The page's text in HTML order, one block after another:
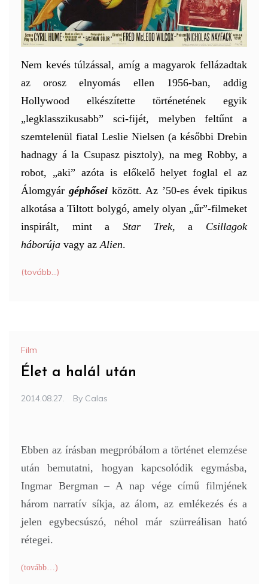
Nem kevés túlzással, amíg a magyarok fellázadtak
az orosz elnyomás ellen 1956-ban, addig
Hollywood elkészítette történetének egyik
„legklasszikusabb” sci-fijét, melyben feltűnt a
szemtelenül fiatal Leslie Nielsen (a későbbi Drebin
hadnagy á la Csupasz pisztoly), na meg Robby, a
robot, „aki” azóta is előkelő helyet foglal el az
Álomgyár géphősei között. Az ’50-es évek tipikus
alkotása a Tiltott bolygó, amely olyan „űr”-filmeket
inspirált, mint a Star Trek, a Csillagok
háborúja vagy az Alien.
(tovább…)
Film
Élet a halál után
2014.08.27. By Calas
Ebben az írásban megpróbálom a történet elemzése
után bemutatni, hogyan kapcsolódik egymásba,
Ingmar Bergman – A nap vége című filmjének
három narratív síkja, az álom, az emlékezés és a
jelen egybecsúszó, néhol már szürreálisan ható
rétegei.
(tovább…)